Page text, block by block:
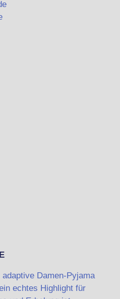
adaptive Damen-Pyjama
echtes Highlight für